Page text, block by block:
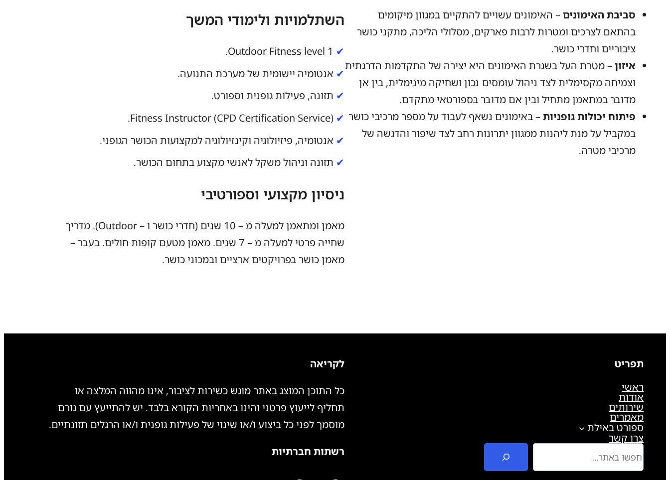
סביבת האימונים – האימונים עשויים להתקיים במגוון מיקומים
בהתאם לצרכים ומטרות לרבות פארקים, מסלולי הליכה, מתקני כושר
ציבוריים וחדרי כושר.
איזון– מטרת העל בשגרת האימונים היא יצירה של התקדמות הדרגתית
וצמיחה מקסימלית לצד ניהול עומסים נכון ושחיקה מינימלית, בין אן
מדובר במתאמן מתחיל ובין אם מדובר בספורטאי מתקדם.
פיתוח יכולות גופניות– באימונים נשאף לעבוד על מספר מרכיבי כושר
במקביל על מנת ליהנות ממגוון יתרונות רחב לצד שיפור והדגשה של
מרכיבי מטרה.
השתלמויות ולימודי המשך
✔
✔ אנטומיה יישומית של מערכת התנועה.
✔ תזונה, פעילות גופנית וספורט.
✔
✔ אנטומיה, פיזיולוגיה וקינזיולוגיה למקצועות הכושר הגופני.
✔ תזונה וניהול משקל לאנשי מקצוע בתחום הכושר.
ניסיון מקצועי וספורטיבי
מאמן ומתאמן למעלה מ – 10 שנים (חדרי כושר ו – Outdoor). מדריך
שחייה פרטי למעלה מ – 7 שנים. מאמן מטעם קופות חולים. בעבר –
מאמן כושר בפרויקטים ארציים ובמכוני כושר.
תפריט
ראשי
אודות
שירותים
מאמרים
ספורט באילת
צרו קשר
ח
י
פ
לקריאה
כל התוכן המוצג באתר מוגש כשירות לציבור, אינו מהווה המלצה או
תחליף לייעוץ פרטני והינו באחריות הקורא בלבד. יש להתייעץ עם גורם
מוסמך לפני כל ביצוע ו/או שינוי של פעילות גופנית ו/או הרגלים תזונתיים.
רשתות חברתיות